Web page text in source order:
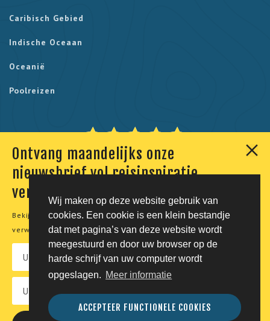
Wij maken op deze website gebruik van
cookies. Een cookie is een klein bestandje
dat met pagina’s van deze website wordt
meegestuurd en door uw browser op de
harde schrijf van uw computer wordt
opgeslagen. Meer informatie
ACCEPTEER FUNCTIONELE COOKIES
Ontvang maandelijks onze
nieuwsbrief vol reisinspiratie,
verhalen en aanbiedingen
Bekijk onzeprivacyverklaringvoor meer informatie over de
verwerking van uw persoonsgegevens.
Caribisch Gebied
Indische Oceaan
Oceanië
Poolreizen
Onze klanten geven ons een 9,7. Berekend uit 230
© Tico Reizen 2026 - Privé-reizen op maat
Developing magic by